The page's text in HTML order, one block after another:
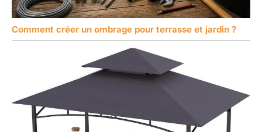
Comment créer un ombrage pour terrasse et jardin ?